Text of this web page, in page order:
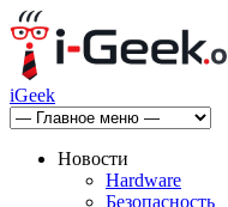
iGeek
Новости
Hardware
Безопасность